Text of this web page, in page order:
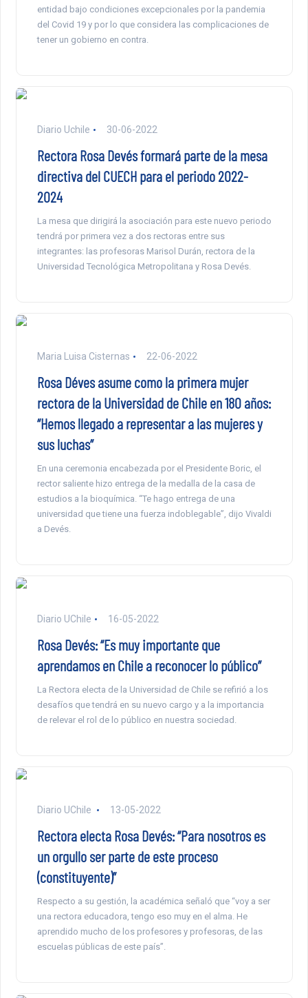
entidad bajo condiciones excepcionales por la pandemia
del Covid 19 y por lo que considera las complicaciones de
tener un gobierno en contra.
Diario Uchile 30-06-2022
Rectora Rosa Devés formará parte de la mesa
directiva del CUECH para el periodo 2022-
2024
La mesa que dirigirá la asociación para este nuevo periodo
tendrá por primera vez a dos rectoras entre sus
integrantes: las profesoras Marisol Durán, rectora de la
Universidad Tecnológica Metropolitana y Rosa Devés.
Maria Luisa Cisternas 22-06-2022
Rosa Déves asume como la primera mujer
rectora de la Universidad de Chile en 180 años:
“Hemos llegado a representar a las mujeres y
sus luchas”
En una ceremonia encabezada por el Presidente Boric, el
rector saliente hizo entrega de la medalla de la casa de
estudios a la bioquímica. “Te hago entrega de una
universidad que tiene una fuerza indoblegable”, dijo Vivaldi
a Devés.
Diario UChile 16-05-2022
Rosa Devés: “Es muy importante que
aprendamos en Chile a reconocer lo público”
La Rectora electa de la Universidad de Chile se refirió a los
desafíos que tendrá en su nuevo cargo y a la importancia
de relevar el rol de lo público en nuestra sociedad.
Diario UChile 13-05-2022
Rectora electa Rosa Devés: “Para nosotros es
un orgullo ser parte de este proceso
(constituyente)”
Respecto a su gestión, la académica señaló que “voy a ser
una rectora educadora, tengo eso muy en el alma. He
aprendido mucho de los profesores y profesoras, de las
escuelas públicas de este país”.